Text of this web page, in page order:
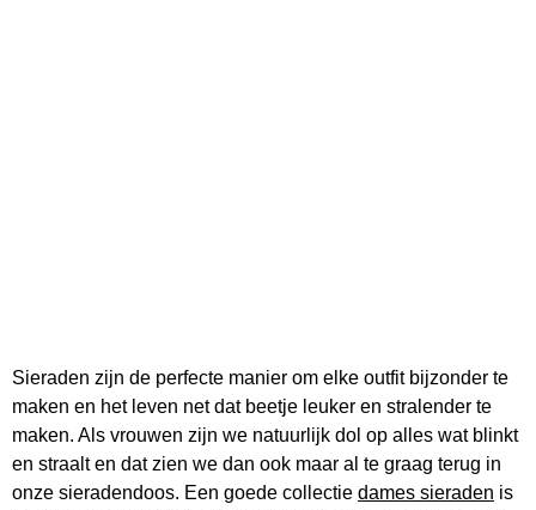
Sieraden zijn de perfecte manier om elke outfit bijzonder te
maken en het leven net dat beetje leuker en stralender te
maken. Als vrouwen zijn we natuurlijk dol op alles wat blinkt
en straalt en dat zien we dan ook maar al te graag terug in
onze sieradendoos. Een goede collectie dames sieraden is